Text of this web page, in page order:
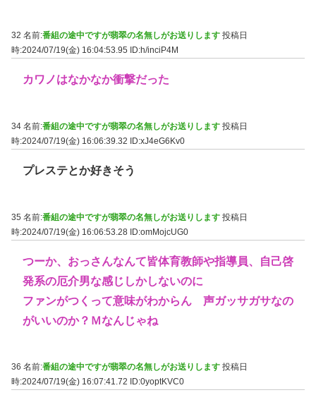
32 名前:番組の途中ですが翡翠の名無しがお送りします 投稿日
時:2024/07/19(金) 16:04:53.95
ID:h/inciP4M
カワノはなかなか衝撃だった
34 名前:番組の途中ですが翡翠の名無しがお送りします 投稿日
時:2024/07/19(金) 16:06:39.32
ID:xJ4eG6Kv0
プレステとか好きそう
35 名前:番組の途中ですが翡翠の名無しがお送りします 投稿日
時:2024/07/19(金) 16:06:53.28 ID:omMojcUG0
つーか、おっさんなんて皆体育教師や指導員、自己啓
発系の厄介男な感じしかしないのに
ファンがつくって意味がわからん 声ガッサガサなの
がいいのか？Ｍなんじゃね
36 名前:番組の途中ですが翡翠の名無しがお送りします 投稿日
時:2024/07/19(金) 16:07:41.72
ID:0yoptKVC0